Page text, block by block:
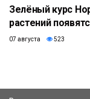
Зелёный курс
растений
07 августа 523